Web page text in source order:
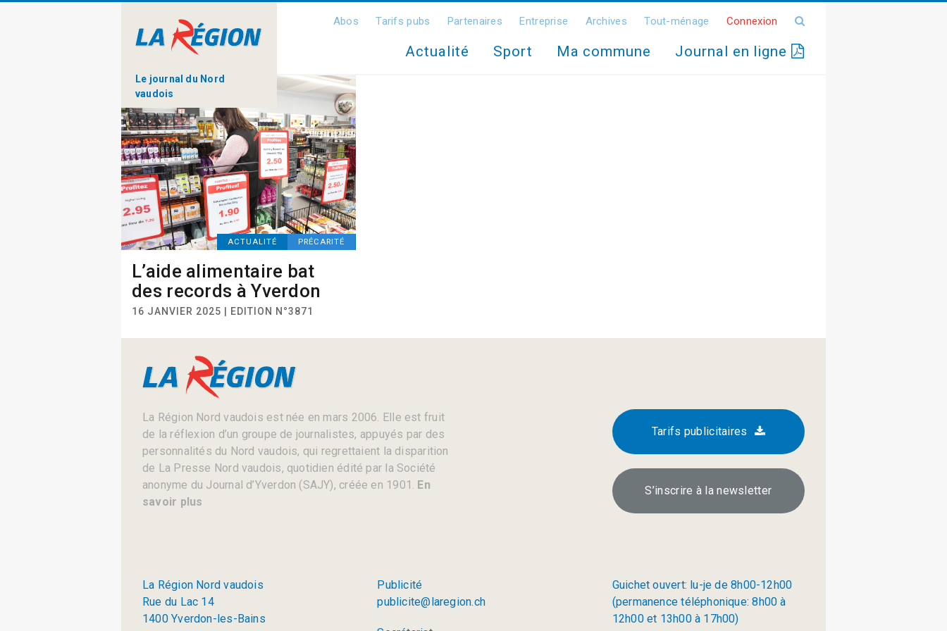
Le journal du Nord
vaudois
Abos Tarifs pubs Partenaires Entreprise Archives Tout-ménage Connexion
Actualité Sport Ma commune Journal en ligne
ACTUALITÉ PRÉCARITÉ
L’aide alimentaire bat
des records à Yverdon
16 JANVIER 2025 | EDITION N°3871
La Région Nord vaudois est née en mars 2006. Elle est fruit
de la réflexion d’un groupe de journalistes, appuyés par des
personnalités du Nord vaudois, qui regrettaient la disparition
de La Presse Nord vaudois, quotidien édité par la Société
anonyme du Journal d’Yverdon (SAJY), créée en 1901. En
savoir plus
Tarifs publicitaires
S’inscrire à la newsletter
La Région Nord vaudois
Rue du Lac 14
1400 Yverdon-les-Bains
Publicité
publicite@laregion.ch
Guichet ouvert: lu-je de 8h00-12h00
(permanence téléphonique: 8h00 à
12h00 et 13h00 à 17h00)